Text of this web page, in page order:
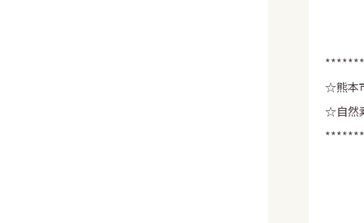
☆熊本
☆自然